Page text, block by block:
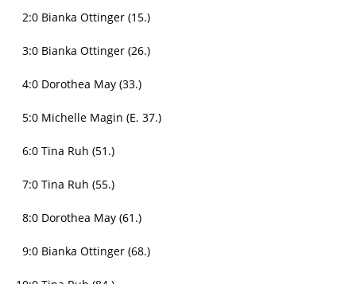
2:0 Bianka Ottinger (15.)
3:0 Bianka Ottinger (26.)
4:0 Dorothea May (33.)
5:0 Michelle Magin (E. 37.)
6:0 Tina Ruh (51.)
7:0 Tina Ruh (55.)
8:0 Dorothea May (61.)
9:0 Bianka Ottinger (68.)